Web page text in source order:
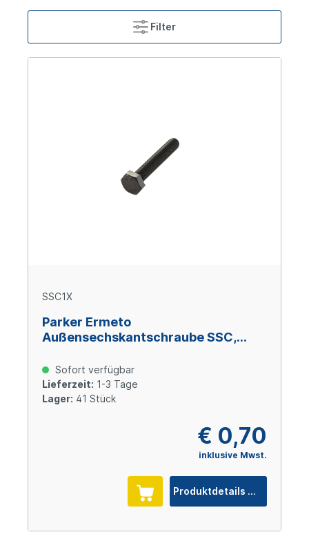
Filter
SSC1X
Parker Ermeto
Außensechskantschraube SSC,
Cr(VI)-frei
Sofort verfügbar
Lieferzeit: 1-3 Tage
Lager: 41 Stück
€ 0,70
inklusive Mwst.
Produktdetails